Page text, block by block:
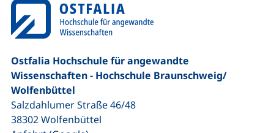
Ostfalia Hochschule für angewandte
Wissenschaften - Hochschule Braunschweig/​
Wolfenbüttel
Salzdahlumer Straße 46/48
38302Wolfenbüttel